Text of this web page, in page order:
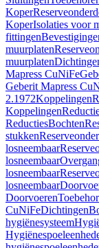
Koper
KoperIsolaties voor
fittingen
muurplaten
muurplaten
Mapress CuNiFe
Geberit Mapress
2.1972Koppelingen
Koppelingen
ReductiesBochten
stukken
losneembaar
losneembaar
losneembaar
losneembaar
Doorvoeren
CuNiFeDichtingen
hygiënesysteem